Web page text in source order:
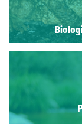
Biologia